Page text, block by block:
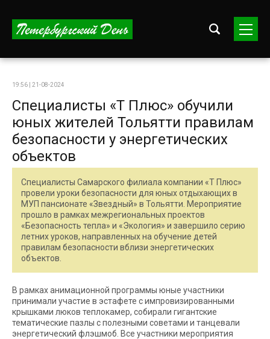
19:56 | 21-08-2024
Специалисты «Т Плюс» обучили
юных жителей Тольятти правилам
безопасности у энергетических
объектов
Специалисты Самарского филиала компании «Т Плюс»
провели уроки безопасности для юных отдыхающих в
МУП пансионате «Звездный» в Тольятти. Мероприятие
прошло в рамках межрегиональных проектов
«Безопасность тепла» и «Экология» и завершило серию
летних уроков, направленных на обучение детей
правилам безопасности вблизи энергетических
объектов.
В рамках анимационной программы юные участники
принимали участие в эстафете с импровизированными
крышками люков теплокамер, собирали гигантские
тематические пазлы с полезными советами и танцевали
энергетический флэшмоб. Все участники мероприятия